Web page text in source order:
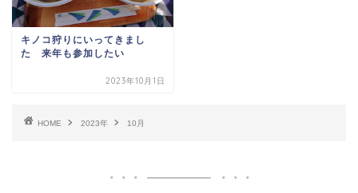
キノコ狩りにいってきまし
た 来年も参加したい
2023年10月1日
HOME 2023年 10月